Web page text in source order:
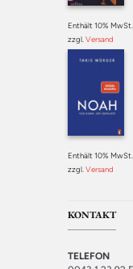
Enthält 10% MwSt.
zzgl. Versand
Enthält 10% MwSt.
zzgl. Versand
KONTAKT
TELEFON